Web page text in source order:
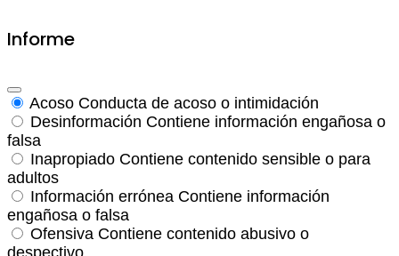
Informe
Acoso Conducta de acoso o intimidación
Desinformación Contiene información engañosa o
falsa
Inapropiado Contiene contenido sensible o para
adultos
Información errónea Contiene información
engañosa o falsa
Ofensiva Contiene contenido abusivo o
despectivo.